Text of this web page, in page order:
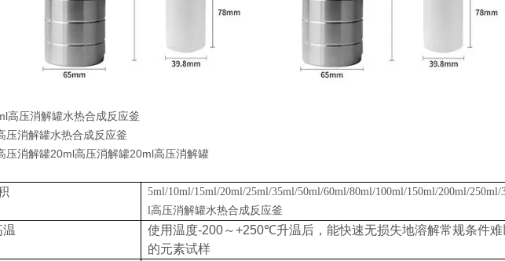
压消解罐水热合成反应釜
压消解罐20ml高压消解罐20ml高压消解罐
5ml/10ml/15ml/20ml/25ml/35ml/50ml/60ml/80ml/100ml/150ml/200ml/250ml/
l高压消解罐水热合成反应釜
温 使用温度-200～+250℃升温后，能快速无损失地溶解常规条件
的元素试样